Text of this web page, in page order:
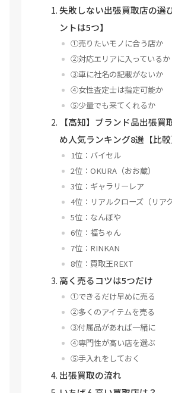
失敗しない出張買取店の選
ントは5つ】
①売りたいモノに合う店か
②対応エリアに入っているか
③車に社名の記載がないか
④女性査定士は指定可能か
⑤少量でも来てくれるか
【高知】ブランド品出張買
め人気ランキング8選【比較
1位：バイセル
2位：OKURA（おお蔵）
3位：ギャラリーレア
4位：リアルクローズ（リアク
5位：なんぼや
6位：福ちゃん
7位：RINKAN
8位：買取王REXT
高く売るコツは5つだけ
①できるだけ早めに売る
②多くのアイテムを売る
③付属品があれば一緒に
④専門性が高い店を選ぶ
⑤手入れをしておく
出張買取の流れ